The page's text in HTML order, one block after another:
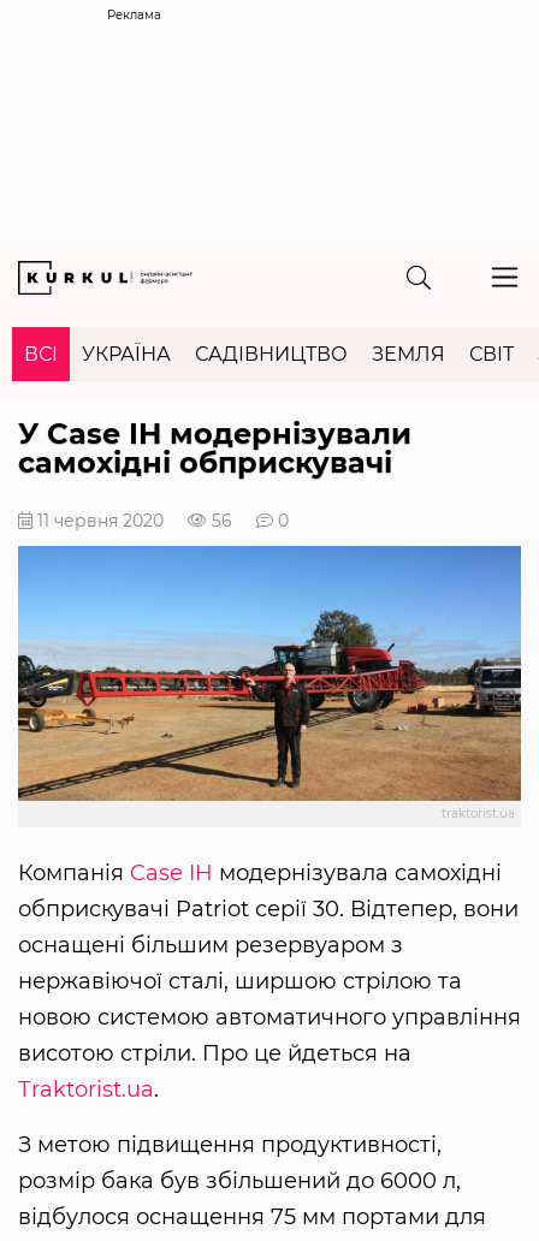
Реклама
ВСІ УКРАЇНА САДІВНИЦТВО ЗЕМЛЯ СВІТ
У Case IH модернізували
самохідні обприскувачі
11 червня 2020 56 0
traktorist.ua
Компанія Case IH модернізувала самохідні
обприскувачі Patriot серії 30. Відтепер, вони
оснащені більшим резервуаром з
нержавіючої сталі, ширшою стрілою та
новою системою автоматичного управління
висотою стріли. Про це йдеться на
Тraktorist.ua.
З метою підвищення продуктивності,
розмір бака був збільшений до 6000 л,
відбулося оснащення 75 мм портами для